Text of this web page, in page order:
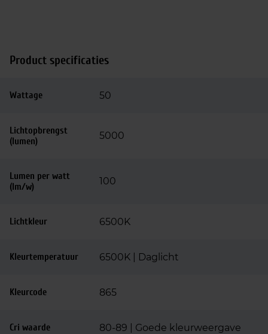
Product specificaties
Wattage 50
Lichtopbrengst
(lumen)
5000
Lumen per watt
(lm/w)
100
Lichtkleur 6500K
Kleurtemperatuur 6500K | Daglicht
Kleurcode 865
Cri waarde 80-89 | Goede kleurweergave